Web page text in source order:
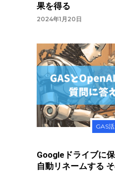
果を得る
2024年1月20日
GAS
Googleドライブに
自動リネームする